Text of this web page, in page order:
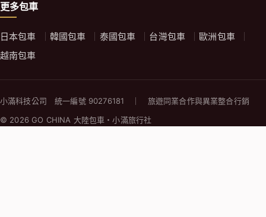
更多包車
日本包車 韓國包車 泰國包車 台灣包車
歐洲包車
越南包車
小滿科技公司 統一編號 90276181 ｜ 旅遊同業合作與異業整合行銷
© 2026 GO CHINA 大陸包車・小滿旅行社